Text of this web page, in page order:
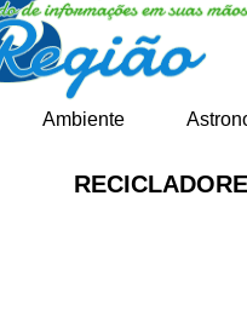
Ambiente